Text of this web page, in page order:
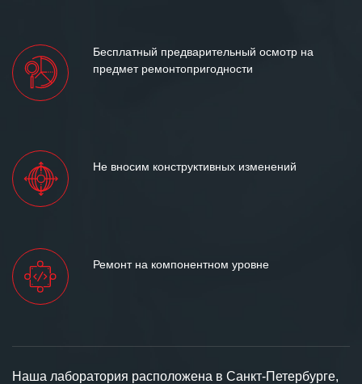
Бесплатный предварительный осмотр на
предмет ремонтопригодности
Не вносим конструктивных изменений
Ремонт на компонентном уровне
Наша лаборатория расположена в Санкт-Петербурге,